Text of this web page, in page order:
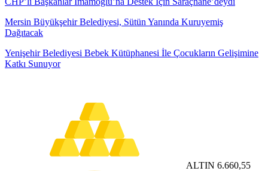
Mersin Büyükşehir Belediyesi, Sütün Yanında Kuruyemiş
Dağıtacak
Yenişehir Belediyesi Bebek Kütüphanesi İle Çocukların Gelişimine
Katkı Sunuyor
ALTIN 6.660,55